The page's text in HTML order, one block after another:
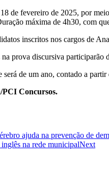
de fevereiro de 2025, por
máxima de 4h30, com
inscritos nos cargos de
prova discursiva participarão
será de um ano, contado a
Concursos.
ajuda na prevenção de
na rede municipalNext